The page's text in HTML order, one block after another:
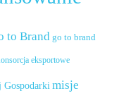
to Brand go to brand
eksportowe
Gospodarki misje